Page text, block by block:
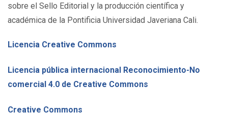
sobre el Sello Editorial y la producción científica y
académica de la Pontificia Universidad Javeriana Cali.
Licencia Creative Commons
Licencia pública internacional Reconocimiento-No
comercial 4.0 de Creative Commons
Creative Commons